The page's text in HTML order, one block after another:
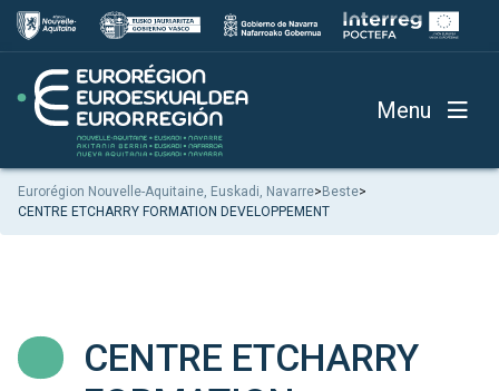
Menu
Eurorégion Nouvelle-Aquitaine, Euskadi, Navarre> Beste>
CENTRE ETCHARRY FORMATION DEVELOPPEMENT
CENTRE ETCHARRY